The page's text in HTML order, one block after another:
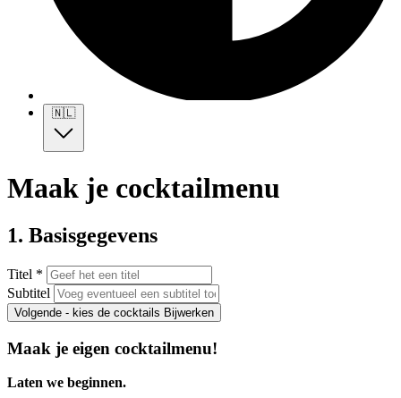
🇳🇱
Maak je cocktailmenu
1. Basisgegevens
Titel *
Subtitel
Volgende - kies de cocktails Bijwerken
Maak je eigen cocktailmenu!
Laten we beginnen.